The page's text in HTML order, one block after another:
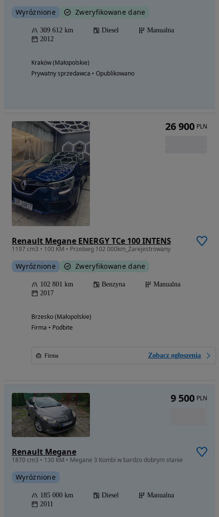
Wyróżnione Zweryfikowane dane
309 612 km Diesel
Manualna
2012
Kraków (Małopolskie)
Prywatny sprzedawca • Opublikowano
Renault Megane ENERGY TCe 100 INTENS
1197 cm3 • 100 KM • Przebieg 102 000km_Zarejestrowany
Wyróżnione Zweryfikowane dane
102 801 km Benzyna
Manualna
2017
Brzesko (Małopolskie)
Firma • Podbite
Firma Zobacz ogłoszenia
26 900 PLN
Renault Megane
1870 cm3 • 130 KM • Megane 3 Kombi w bardzo dobrym stanie
Wyróżnione
185 000 km Diesel
Manualna
2011
9 500 PLN